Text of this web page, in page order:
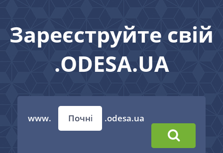
Зареєструйте свій
.ODESA.UA
www. .odesa.ua